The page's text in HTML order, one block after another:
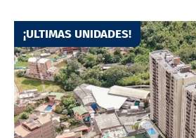
¡ULTIMAS UNIDADES!